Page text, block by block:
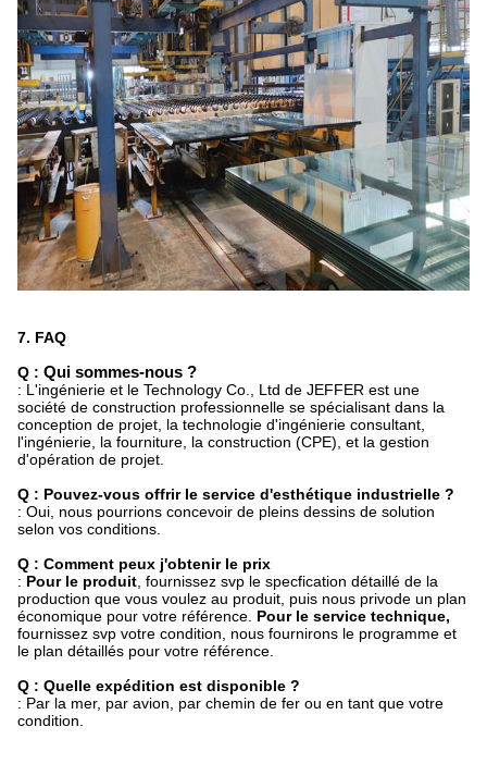
7. FAQ
Q : Qui sommes-nous ?
: L'ingénierie et le Technology Co., Ltd de JEFFER est une
société de construction professionnelle se spécialisant dans la
conception de projet, la technologie d'ingénierie consultant,
l'ingénierie, la fourniture, la construction (CPE), et la gestion
d'opération de projet.
Q : Pouvez-vous offrir le service d'esthétique industrielle ?
: Oui, nous pourrions concevoir de pleins dessins de solution
selon vos conditions.
Q : Comment peux j'obtenir le prix
: Pour le produit, fournissez svp le specfication détaillé de la
production que vous voulez au produit, puis nous privode un plan
économique pour votre référence. Pour le service technique,
fournissez svp votre condition, nous fournirons le programme et
le plan détaillés pour votre référence.
Q : Quelle expédition est disponible ?
: Par la mer, par avion, par chemin de fer ou en tant que votre
condition.